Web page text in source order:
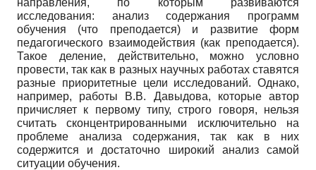
исследования: анализ содержания программ
обучения (что преподается) и развитие форм
педагогического взаимодействия (как преподается).
Такое деление, действительно, можно условно
провести, так как в разных научных работах ставятся
разные приоритетные цели исследований. Однако,
например, работы В.В. Давыдова, которые автор
причисляет к первому типу, строго говоря, нельзя
считать сконцентрированными исключительно на
проблеме анализа содержания, так как в них
содержится и достаточно широкий анализ самой
ситуации обучения.